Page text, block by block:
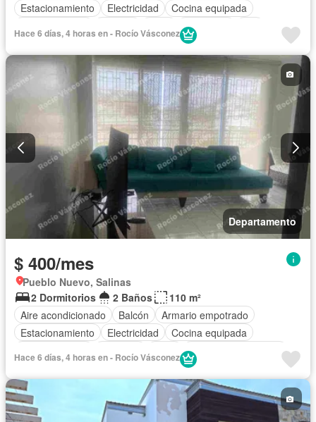
Estacionamiento
Electricidad
Cocina equipada
Seguridad
Completamente amoblado
Hace 6 días, 4 horas en - Rocío Vásconez
Departamento
$ 400/mes
Pueblo Nuevo, Salinas
2 Dormitorios
2 Baños
110 m²
Aire acondicionado
Balcón
Armario empotrado
Estacionamiento
Electricidad
Cocina equipada
Garita de guardianía
Hace 6 días, 4 horas en - Rocío Vásconez